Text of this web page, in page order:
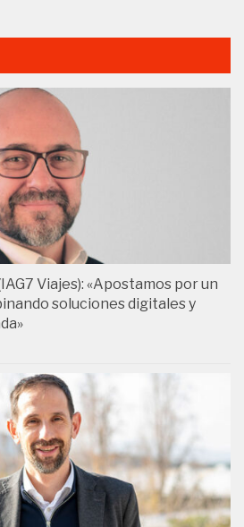
Viajes): «Apostamos por un
soluciones digitales y